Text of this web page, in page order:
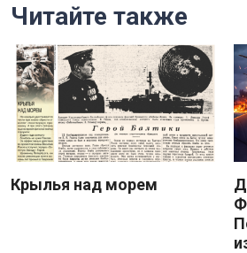
Читайте также
Крылья над морем